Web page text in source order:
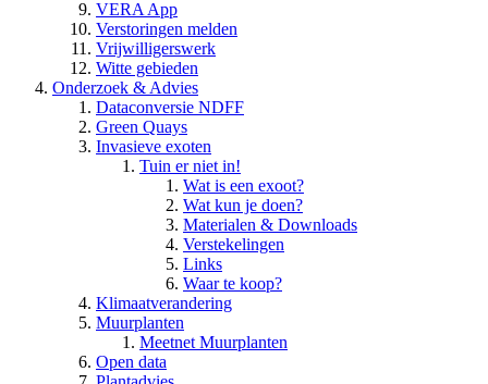
VERA App
Verstoringen melden
Vrijwilligerswerk
Witte gebieden
Onderzoek & Advies
Dataconversie NDFF
Green Quays
Invasieve exoten
Tuin er niet in!
Wat is een exoot?
Wat kun je doen?
Materialen & Downloads
Verstekelingen
Links
Waar te koop?
Klimaatverandering
Muurplanten
Meetnet Muurplanten
Open data